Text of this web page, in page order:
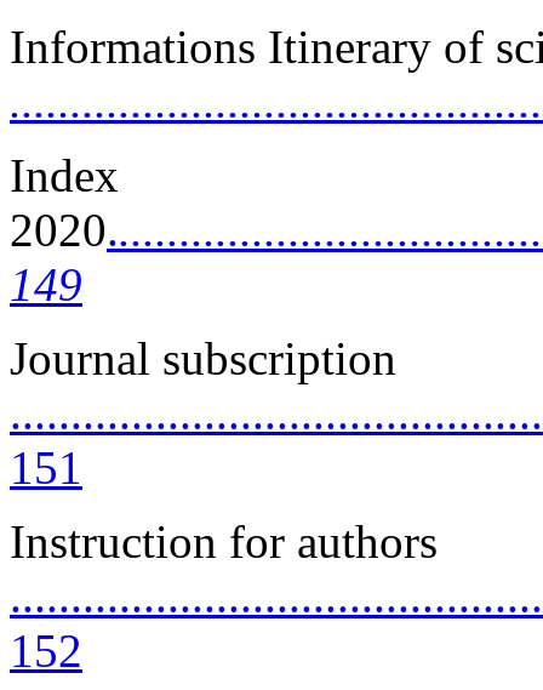
Informations Itinerary of
Index
2020.
149
Journal subscription
151
Instruction for authors
152